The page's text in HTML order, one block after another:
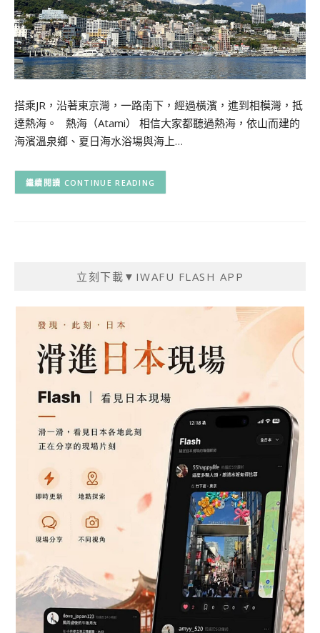
搭乘JR，沿著東京灣，一路南下，經過橫濱，進到相模灣，抵
達熱海。 熱海（Atami） 相信大家都聽過熱海，依山而建的
海濱溫泉鄉、夏日海水浴場與海上…
CONTINUE READING
立刻下載▼IWAFU FLASH APP